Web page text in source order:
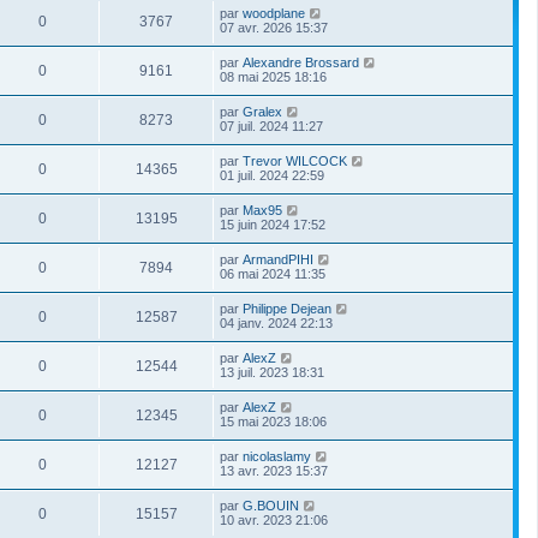
0 3767 par woodplane
07 avr. 2026 15:37
0 9161 par Alexandre Brossard
08 mai 2025 18:16
0 8273 par Gralex
07 juil. 2024 11:27
0 14365 par Trevor WILCOCK
01 juil. 2024 22:59
0 13195 par Max95
15 juin 2024 17:52
0 7894 par ArmandPIHI
06 mai 2024 11:35
0 12587 par Philippe Dejean
04 janv. 2024 22:13
0 12544 par AlexZ
13 juil. 2023 18:31
0 12345 par AlexZ
15 mai 2023 18:06
0 12127 par nicolaslamy
13 avr. 2023 15:37
0 15157 par G.BOUIN
10 avr. 2023 21:06